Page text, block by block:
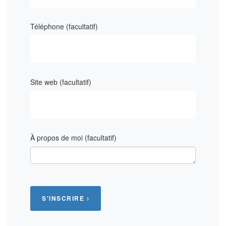
Téléphone (facultatif)
Site web (facultatif)
À propos de moi (facultatif)
S'INSCRIRE